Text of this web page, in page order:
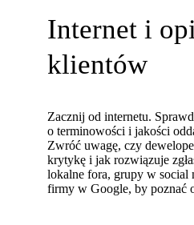
Internet i
klientów
Zacznij od internetu.
o terminowości i jakości
Zwróć uwagę, czy
krytykę i jak rozwiązuje
lokalne fora, grupy w
firmy w Google, by poznać